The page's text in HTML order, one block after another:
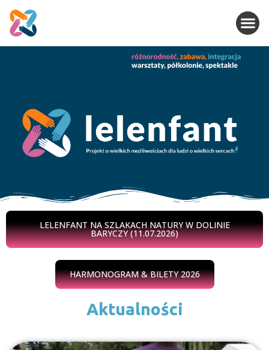
LELENFANT NA SZLAKACH NATURY W DOLINIE
BARYCZY (11.07.2026)
HARMONOGRAM & BILETY 2026
Aktualności